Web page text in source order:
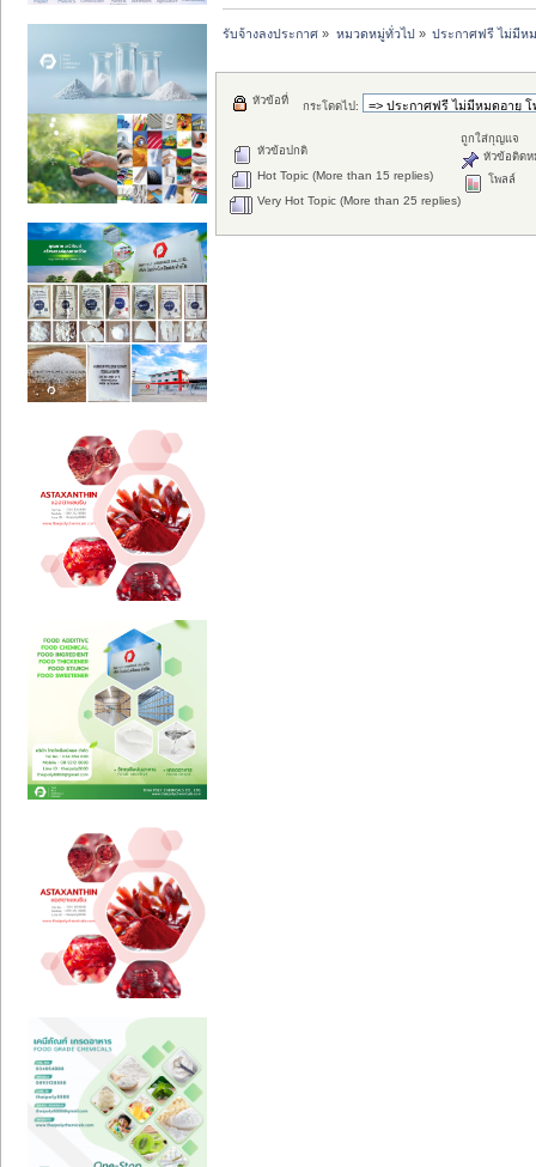
รับจ้างลงประกาศ » หมวดหมู่ทั่วไป» ประกาศฟรี ไม่มีห
กระโดดไป:
หัวข้อปกติ
Hot Topic (More than 15 replies)
Very Hot Topic (More than 25 replies)
หัวข้อที่
ถูกใส่กุญแจ
หัวข้อติดห
โพลล์